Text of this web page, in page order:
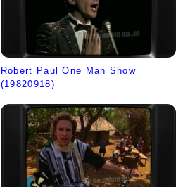
Robert Paul One Man Show
(19820918)